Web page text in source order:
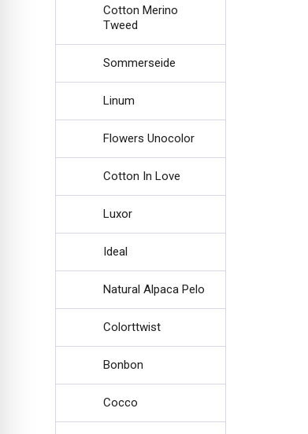
Cotton Merino
Tweed
Sommerseide
Linum
Flowers Unocolor
Cotton In Love
Luxor
Ideal
Natural Alpaca Pelo
Colorttwist
Bonbon
Cocco